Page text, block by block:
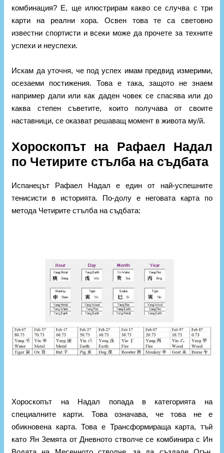
комбинация? Е, ще илюстрирам какво се случва с три
карти на реални хора. Освен това те са световно
известни спортисти и всеки може да прочете за техните
успехи и неуспехи.
Искам да уточня, че под успех имам предвид измерими,
осезаеми постижения. Това е така, защото не знаем
например дали или как даден човек се спасява или до
каква степен съветите, които получава от своите
наставници, се оказват решаващ момент в живота му/й.
Хороскопът на Рафаел Надал
по Четирите стълба на съдбата
Испанецът Рафаел Надал е един от най-успешните
тенисисти в историята.
По-долу е неговата карта по
метода Четирите стълба на съдбата:
Хороскопът на Надал попада в категорията на
специалните карти. Това означава, че това не е
обикновена карта. Това е Трансформираща карта, тъй
като Ян Земята от Дневното стволче се комбинира с Ин